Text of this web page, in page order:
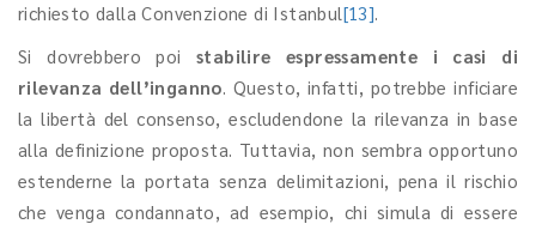
richiesto dalla Convenzione di Istanbul[13].
Si dovrebbero poistabilire espressamente i casi di
rilevanza dell’inganno. Questo, infatti, potrebbe inficiare
la libertà del consenso, escludendone la rilevanza in base
alla definizione proposta. Tuttavia, non sembra opportuno
estenderne la portata senza delimitazioni, pena il rischio
che venga condannato, ad esempio, chi simula di essere